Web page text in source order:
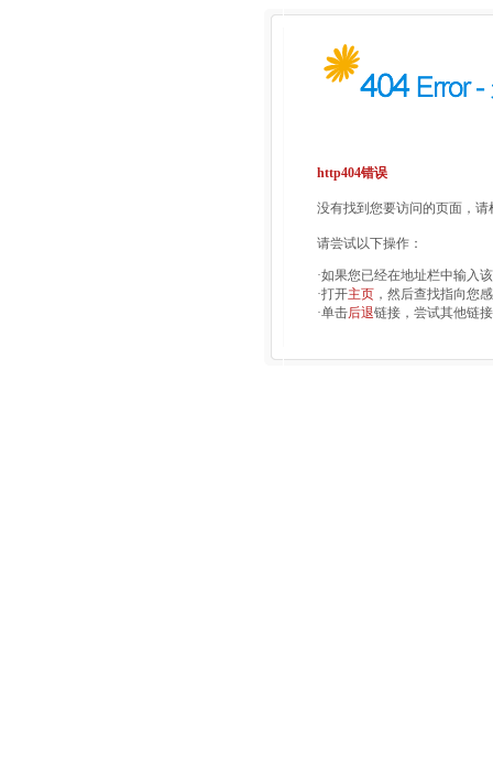
http404错误
没有找到您要访问的页面，
请尝试以下操作：
·如果您已经在地址栏中输入
·打开主页 ，然后查找指向您
·单击后退链接，尝试其他链